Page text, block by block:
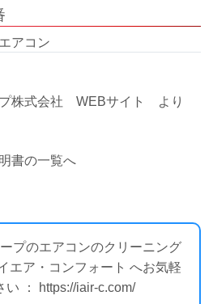
アコン
株式会社 WEBサイト より
書の一覧へ
プのエアコンのクリーニング
エア・コンフォート へお気軽
い ： https://iair-c.com/